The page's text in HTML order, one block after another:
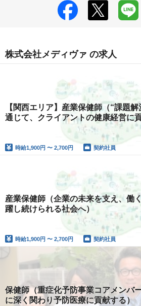
株式会社メディヴァ の求人
【関西エリア】産業保健師（“課題
通じて、クライアントの健康経営に
時給1,900円 〜 2,700円 契約社員
産業保健師（企業の未来を支え、働
躍し続けられる社会へ）
時給1,900円 〜 2,700円 契約社員
保健師（重症化予防事業コアメンバ
に深く関わり予防医療に貢献する）